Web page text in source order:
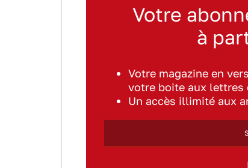
Votre
à
Votre magazine en
votre boite aux lettres
Un accès illimité aux